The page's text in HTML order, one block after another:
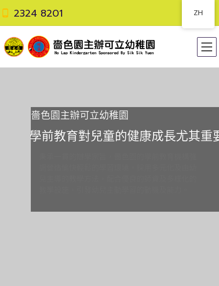
2324 8201
嗇色園主辦可立幼稚園
學前教育對兒童的健康成長尤其重
ZH